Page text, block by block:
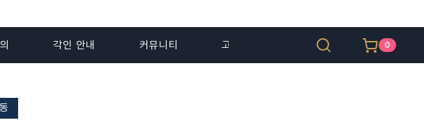
각인 안내 커뮤니티 고객 센터 0